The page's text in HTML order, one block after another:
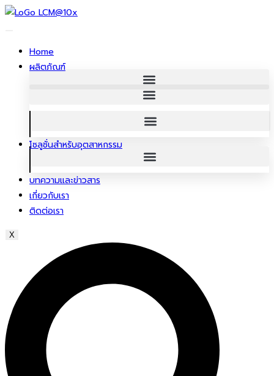
ข้าม
Home
ผลิตภัณฑ์
โซลูชั่นสําหรับอุตสาหกรรม
บทความและข่าวสาร
เกี่ยวกับเรา
ติดต่อเรา
X